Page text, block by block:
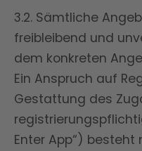
3.2. Sämtliche
freibleibend und
dem konkreten
Ein Anspruch auf
Gestattung des
Enter App“) besteht